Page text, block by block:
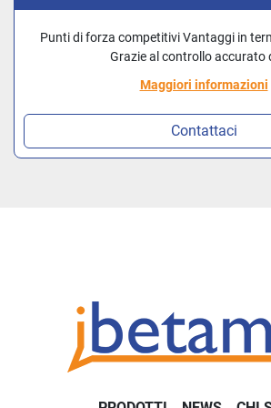
Punti di forza competitivi Vantaggi in
Grazie al controllo accurato
Maggiori informazioni
Contattaci